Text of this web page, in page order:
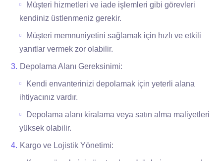
Müşteri hizmetleri ve iade işlemleri gibi görevleri
kendiniz üstlenmeniz gerekir.
Müşteri memnuniyetini sağlamak için hızlı ve etkili
yanıtlar vermek zor olabilir.
Depolama Alanı Gereksinimi:
Kendi envanterinizi depolamak için yeterli alana
ihtiyacınız vardır.
Depolama alanı kiralama veya satın alma maliyetleri
yüksek olabilir.
Kargo ve Lojistik Yönetimi: